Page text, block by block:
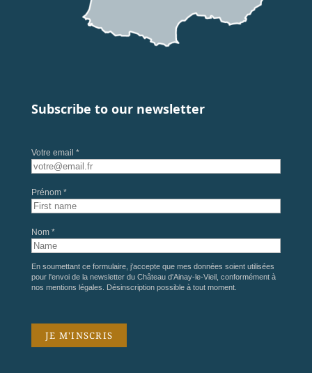
Subscribe to our newsletter
Votre email *
Prénom *
Nom *
En soumettant ce formulaire, j'accepte que mes données soient utilisées
pour l'envoi de la newsletter du Château d'Ainay-le-Vieil, conformément à
nos mentions légales . Désinscription possible à tout moment.